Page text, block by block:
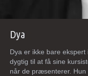
Dya
Dya er ikke bare
dygtig til at få sine
når de præsenterer. Hun